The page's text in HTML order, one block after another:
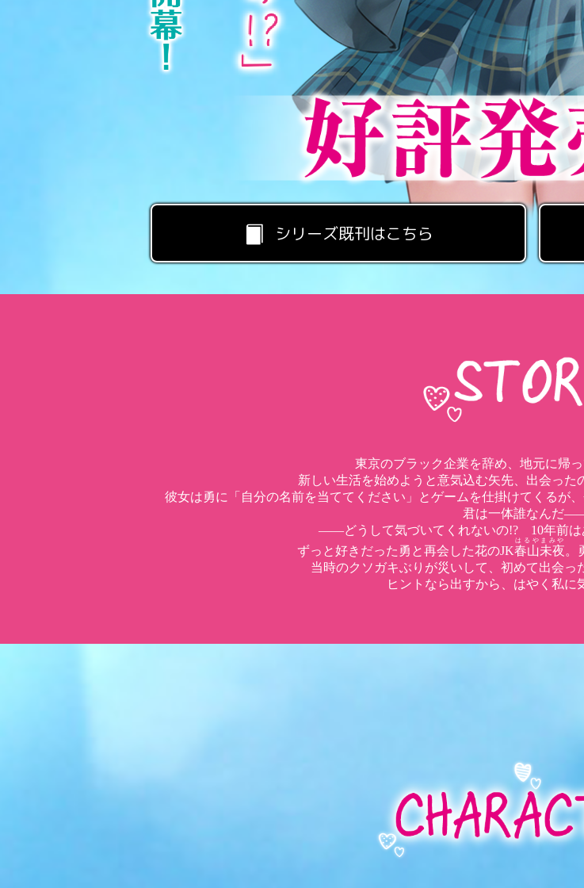
シリーズ既刊はこちら
東京のブラック企業を辞め、地元に帰
新しい生活を始めようと意気込む矢先、出会った
彼女は勇に「自分の名前を当ててください」とゲームを仕掛けてくるが
君は一体誰なんだ
――どうして気づいてくれないの!? 10年前は
ずっと好きだった勇と再会した花のJK春山未夜
はるやまみや
。
当時のクソガキぶりが災いして、初めて出会
ヒントなら出すから、はやく私